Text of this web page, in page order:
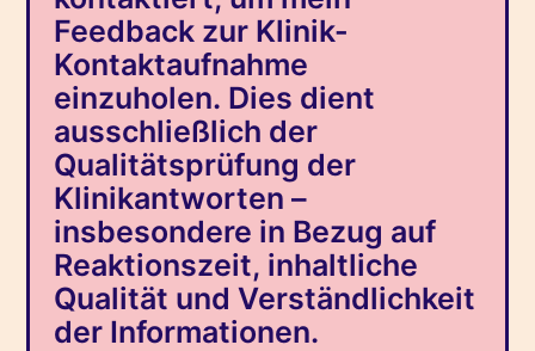
Feedback zur Klinik-
Kontaktaufnahme
einzuholen. Dies dient
ausschließlich der
Qualitätsprüfung der
Klinikantworten –
insbesondere in Bezug auf
Reaktionszeit, inhaltliche
Qualität und Verständlichkeit
der Informationen.